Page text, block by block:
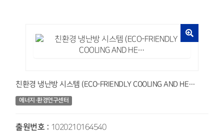
친환경 냉난방 시스템 (ECO-FRIENDLY COOLING AND HE…
에너지·환경연구센터
출원번호 : 1020210164540